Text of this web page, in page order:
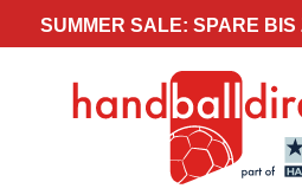
SUMMER SALE: SPARE BIS